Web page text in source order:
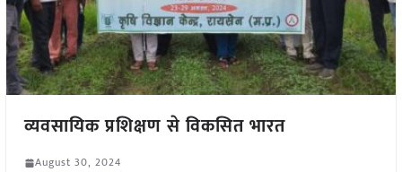
व्यवसायिक प्रशिक्षण से विकसित भारत
August 30, 2024